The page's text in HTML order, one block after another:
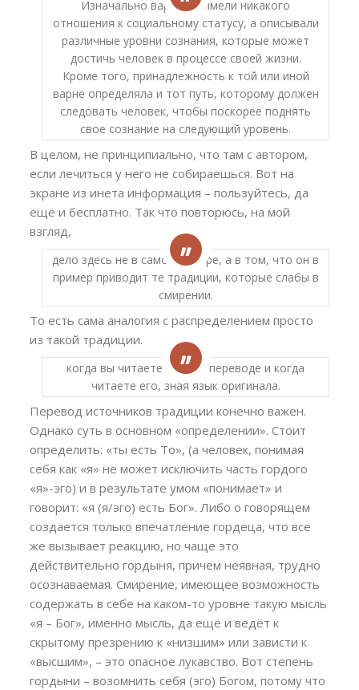
Изначально варны не имели никакого
отношения к социальному статусу, а описывали
различные уровни сознания, которые может
достичь человек в процессе своей жизни.
Кроме того, принадлежность к той или иной
варне определяла и тот путь, которому должен
следовать человек, чтобы поскорее поднять
свое сознание на следующий уровень.
В целом, не принципиально, что там с автором,
если лечиться у него не собираешься. Вот на
экране из инета информация – пользуйтесь, да
ещё и бесплатно. Так что повторюсь, на мой
взгляд,
дело здесь не в самом авторе, а в том, что он в
пример приводит те традиции, которые слабы в
смирении.
То есть сама аналогия с распределением просто
из такой традиции.
когда вы читаете текст в переводе и когда
читаете его, зная язык оригинала.
Перевод источников традиции конечно важен.
Однако суть в основном «определении». Стоит
определить: «ты есть То», (а человек, понимая
себя как «я» не может исключить часть гордого
«я»-эго) и в результате умом «понимает» и
говорит: «я (я/эго) есть Бог». Либо о говорящем
создается только впечатление гордеца, что все
же вызывает реакцию, но чаще это
действительно гордыня, причем неявная, трудно
осознаваемая. Смирение, имеющее возможность
содержать в себе на каком-то уровне такую мысль
«я – Бог», именно мысль, да ещё и ведёт к
скрытому презрению к «низшим» или зависти к
«высшим», – это опасное лукавство. Вот степень
гордыни – возомнить себя (эго) Богом, потому что